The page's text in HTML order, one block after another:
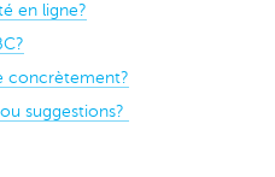
en ligne?
concrètement?
suggestions?